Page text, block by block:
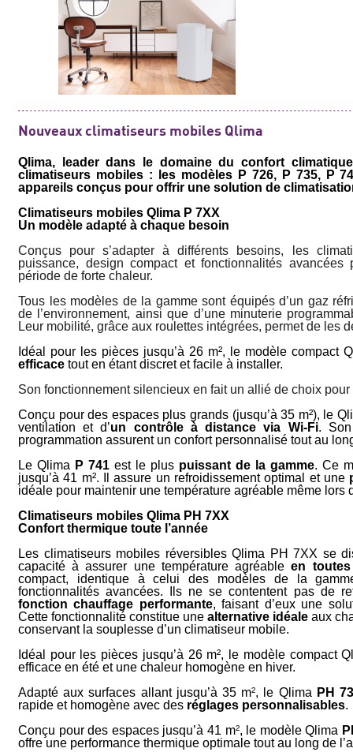
Nouveaux climatiseurs mobiles Qlima
Qlima, leader dans le domaine du confort
climatiseurs mobiles : les modèles P 726, P 735, P
appareils conçus pour offrir une solution de
Climatiseurs mobiles Qlima P 7XX
Un modèle adapté à chaque besoin
Conçus pour s’adapter à différents besoins, les
puissance, design compact et fonctionnalités
période de forte chaleur.
Tous les modèles de la gamme sont équipés d’un gaz
de l’environnement, ainsi que d’une minuterie
Leur mobilité, grâce aux roulettes intégrées, permet de les
Idéal pour les pièces jusqu’à 26 m², le modèle compact
efficace tout en étant discret et facile à installer.
Son fonctionnement silencieux en fait un allié de choix
Conçu pour des espaces plus grands (jusqu’à 35 m²), le
ventilation et d’un contrôle à distance via Wi-Fi.
programma­tion assurent un confort personnalisé tout au
Le Qlima P 741 est le plus puissant de la gamme. Ce
jusqu’à 41 m². Il assure un refroidissement optimal et une
idéale pour maintenir une température agréable même lors
Climatiseurs mobiles Qlima PH 7XX
Confort thermique toute l’année
Les climatiseurs mobiles réversibles Qlima PH 7XX se
capacité à assurer une température agréableen
compact, identique à celui des modèles de la
fonctionnalités avancées. Ils ne se con­tentent pas de
fonction chauffage performante, faisant d’eux une
Cette fonctionnalité constitue une alternative idéale aux
conservant la souplesse d’un climatiseur mobile.
Idéal pour les pièces jusqu’à 26 m², le modèle compact
efficace en été et une chaleur homogène en hiver.
Adapté aux surfaces allant jusqu’à 35 m², le Qlima PH
rapide et homogène avec des réglages personnalisables.
Conçu pour des espaces jusqu’à 41 m², le modèle Qlima
offre une performance thermique optimale tout au long de